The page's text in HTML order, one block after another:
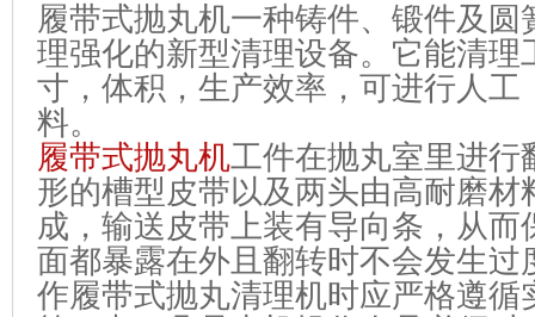
履带式抛丸机一种铸件、锻件及圆
理强化的新型清理设备。它能清理
寸，体积，生产效率，可进行人工
料。
履带式抛丸机工件在抛丸室里进行
形的槽型皮带以及两头由高耐磨材
成，输送皮带上装有导向条，从而
面都暴露在外且翻转时不会发生过
作履带式抛丸清理机时应严格遵循